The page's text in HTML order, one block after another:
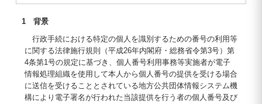
1 背景
行政手続における特定の個人を識別するための番号の利用等
に関する法律施行規則（平成26年内閣府・総務省令第3号）第
4条第1号の規定に基づき、個人番号利用事務等実施者が電子
情報処理組織を使用して本人から個人番号の提供を受ける場合
に送信を受けることとされている地方公共団体情報システム機
構により電子署名が行われた当該提供を行う者の個人番号及び